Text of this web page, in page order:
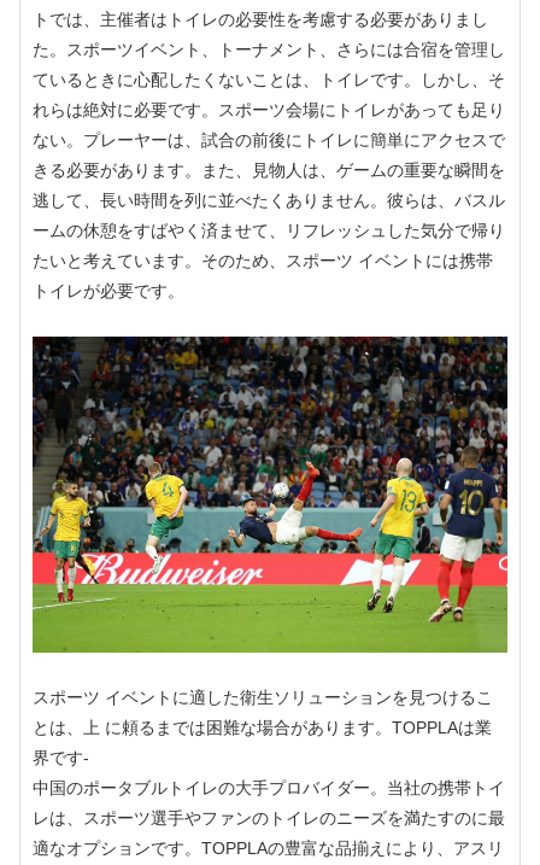
トでは、主催者はトイレの必要性を考慮する必要がありまし
た。スポーツイベント、トーナメント、さらには合宿を管理し
ているときに心配したくないことは、トイレです。しかし、そ
れらは絶対に必要です。スポーツ会場にトイレがあっても足り
ない。プレーヤーは、試合の前後にトイレに簡単にアクセスで
きる必要があります。また、見物人は、ゲームの重要な瞬間を
逃して、長い時間を列に並べたくありません。彼らは、バスル
ームの休憩をすばやく済ませて、リフレッシュした気分で帰り
たいと考えています。そのため、スポーツ イベントには携帯
トイレが必要です。
スポーツ イベントに適した衛生ソリューションを見つけるこ
とは、上 に頼るまでは困難な場合があります。TOPPLAは業
界です-
中国のポータブルトイレの大手プロバイダー。当社の携帯トイ
レは、スポーツ選手やファンのトイレのニーズを満たすのに最
適なオプションです。TOPPLAの豊富な品揃えにより、アスリ